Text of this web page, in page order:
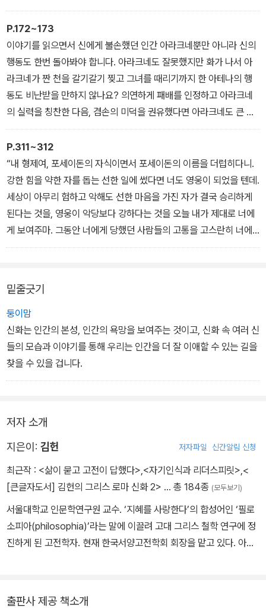
어?’라고 불평하곤 하잖아요.
그렇다면 그리스 로마인들은 신들이 이 이야기에 나오는 제우스나 헤
라처럼 우리 인간과 별로 다르지 않은 모습을 가진 것이라고 상상했
던 게 아닐까요? 그들이 선과 정의를 구현하는 윤리적으로 완벽한 존
재가 아니라, 제 욕망과 격정에 따라 제멋대로 행동하기 때문에 인간
이 사는 이 세상도 부조리하고 불합리하게 돌아가는 거라고 생각했던
겁니다. 우리가 사는 이 세상을 설명하기에는 선하고 완벽한 신보다
는 제우스나 헤라 같은 결함이 있는 신이 더 어울릴 것 같았기 때문이
아닐까요.
P.172~173
이야기를 읽으면서 신에게 불손했던 인간 아라크네뿐만 아니라 신의
행동도 한번 돌아봐야 합니다. 아라크네도 잘못했지만 화가 나서 아
라크네가 짠 천을 갈기갈기 찢고 그녀를 때리기까지 한 아테나의 행
동도 비난받을 만하지 않나요? 의연하게 패배를 인정하고 아라크네
의 실력을 칭찬한 다음, 겸손의 미덕을 권유했다면 아라크네도 큰 깨
달음을 얻고 여신에게 경의를 표했을 것이며, 주위 구경꾼들도 모두
여신에게 존경의 찬사를 보냈을 겁니다. 하지만 아테나는 분노를 억
누르지 못하고 자신의 우아한 품격을 드러낼 기회를 놓치고 말았지
요. 이 신화가 주는 교훈은 아주 명확합니다. 아라크네처럼 실력을 갖
추었다면 그녀에게 부족했던 겸손의 미덕도 함께 가지려고 노력하면
좋겠습니다. 아테나 여신처럼 힘과 권위를 가지고 있다면 그와 함께
포용력과 배려, 패배를 인정할 줄 아는 공정한 품격도 함께 지니려고
노력하면 좋겠습니다.
P.311~312
“내 형제여, 포세이돈의 자식이면서 포세이돈의 이름을 더럽히다니.
강한 힘을 약한 자를 돕는 선한 일에 썼다면 너도 영웅이 되었을 텐데.
세상이 아무리 험하고 악해도 선한 마음을 가진 자가 결국 승리하게
된다는 것을, 영웅이 악당보다 강하다는 것을 오늘 내가 제대로 너에
게 보여주마. 그동안 너에게 당했던 사람들의 고통을 고스란히 너에
게 돌려주겠다!”
뎠습니다. 두려운 마음을 안고 시작한 도전과 모험이 그를 아주 강한
영웅으로 성장시켜 주었지요. 만약 그가 도전하지 않았다면 그는 트
로이젠 왕궁에서, 어머니의 품 안에서 ‘마마보이’처럼 나약하게 살았
을지도 모릅니다. 혼자서는 아무것도 제대로 할 줄 모르는 무능한 사
람으로 남았겠지요? 그러나 두려움을 극복하고 용기를 내서 도전하
는 자만이 성공할 수 있으며, 설령 모든 일에서 성공하지 못하고 때로
밑줄긋기
둥이맘
신화는 인간의 본성, 인간의 욕망을 보여주는 것이고, 신화 속 여러 신
들의 모습과 이야기를 통해 우리는 인간을 더 잘 이애할 수 있는 길을
찾을 수 있을 겁니다.
저자 소개
지은이: 김헌 저자파일 신간알림 신청
최근작 : <삶이 묻고 고전이 답했다> <자기인식과 리더스피릿> <
[큰글자도서] 김헌의 그리스 로마 신화 2> … 총 184종 (모두보기)
서울대학교 인문학연구원 교수. ‘지혜를 사랑한다’의 합성어인 ‘필로
소피아(philosophia)’라는 말에 이끌려 고대 그리스 철학 연구에 정
진하게 된 고전학자. 현재 한국서양고전학회 회장을 맡고 있다. 아리
출판사 제공 책소개